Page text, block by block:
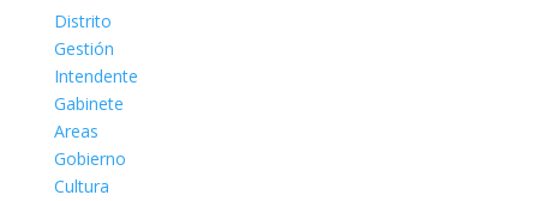
Distrito
Gestión
Intendente
Gabinete
Areas
Gobierno
Cultura